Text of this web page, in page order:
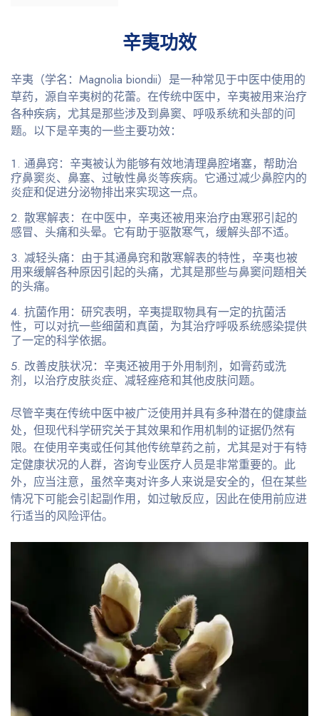
辛夷功效
辛夷（学名：Magnolia biondii）是一种常见于中医中使用的
草药，源自辛夷树的花蕾。在传统中医中，辛夷被用来治疗
各种疾病，尤其是那些涉及到鼻窦、呼吸系统和头部的问
题。以下是辛夷的一些主要功效：
通鼻窍：辛夷被认为能够有效地清理鼻腔堵塞，帮助治
疗鼻窦炎、鼻塞、过敏性鼻炎等疾病。它通过减少鼻腔内的
炎症和促进分泌物排出来实现这一点。
散寒解表：在中医中，辛夷还被用来治疗由寒邪引起的
感冒、头痛和头晕。它有助于驱散寒气，缓解头部不适。
减轻头痛：由于其通鼻窍和散寒解表的特性，辛夷也被
用来缓解各种原因引起的头痛，尤其是那些与鼻窦问题相关
的头痛。
抗菌作用：研究表明，辛夷提取物具有一定的抗菌活
性，可以对抗一些细菌和真菌，为其治疗呼吸系统感染提供
了一定的科学依据。
改善皮肤状况：辛夷还被用于外用制剂，如膏药或洗
剂，以治疗皮肤炎症、减轻痤疮和其他皮肤问题。
尽管辛夷在传统中医中被广泛使用并具有多种潜在的健康益
处，但现代科学研究关于其效果和作用机制的证据仍然有
限。在使用辛夷或任何其他传统草药之前，尤其是对于有特
定健康状况的人群，咨询专业医疗人员是非常重要的。此
外，应当注意，虽然辛夷对许多人来说是安全的，但在某些
情况下可能会引起副作用，如过敏反应，因此在使用前应进
行适当的风险评估。